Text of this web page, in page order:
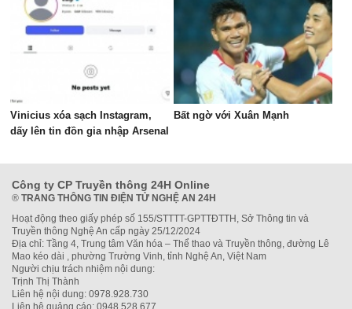
Vinicius xóa sạch Instagram,
dấy lên tin đồn gia nhập Arsenal
Bất ngờ với Xuân Mạnh
Công ty CP Truyền thông 24H Online
® TRANG THÔNG TIN ĐIỆN TỬ NGHỆ AN 24H
Hoạt động theo giấy phép số 155/STTTT-GPTTĐTTH, Sở Thông tin và
Truyền thông Nghệ An cấp ngày 25/12/2024
Địa chỉ: Tầng 4, Trung tâm Văn hóa – Thể thao và Truyền thông, đường Lê
Mao kéo dài , phường Trường Vinh, tỉnh Nghệ An, Việt Nam
Người chịu trách nhiệm nội dung:
Trịnh Thị Thành
Liên hệ nội dung: 0978.928.730
Liên hệ quảng cáo: 0948.528.677